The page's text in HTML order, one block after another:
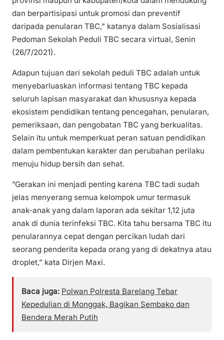
dan berpartisipasi untuk promosi dan preventif
daripada penularan TBC,” katanya dalam Sosialisasi
Pedoman Sekolah Peduli TBC secara virtual, Senin
(26/7/2021).
Adapun tujuan dari sekolah peduli TBC adalah untuk
menyebarluaskan informasi tentang TBC kepada
seluruh lapisan masyarakat dan khususnya kepada
ekosistem pendidikan tentang pencegahan, penularan,
pemeriksaan, dan pengobatan TBC yang berkualitas.
Selain itu untuk memperkuat peran satuan pendidikan
dalam pembentukan karakter dan perubahan perilaku
menuju hidup bersih dan sehat.
”Gerakan ini menjadi penting karena TBC tadi sudah
jelas menyerang semua kelompok umur termasuk
anak-anak yang dalam laporan ada sekitar 1,12 juta
anak di dunia terinfeksi TBC. Kita tahu bersama TBC itu
penularannya cepat dengan percikan ludah dari
seorang penderita kepada orang yang di dekatnya atau
droplet,” kata Dirjen Maxi.
Baca juga: Polwan Polresta Barelang Tebar
Kepedulian di Monggak, Bagikan Sembako dan
Bendera Merah Putih